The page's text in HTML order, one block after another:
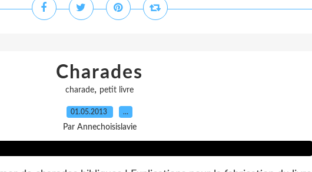
Charades
charade, petit livre
01.05.2013 …
Par Annechoisislavie